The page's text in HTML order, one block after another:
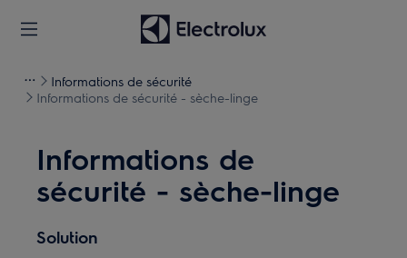
Informations de sécurité
Informations de sécurité - sèche-linge
Informations de
sécurité - sèche-linge
Solution